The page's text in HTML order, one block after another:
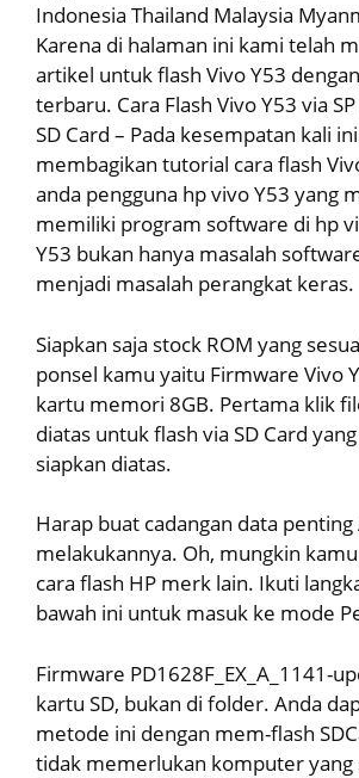
Indonesia Thailand Malaysia
Karena di halaman ini kami telah
artikel untuk flash Vivo Y53
terbaru. Cara Flash Vivo Y53 via
SD Card – Pada kesempatan kali
membagikan tutorial cara flash
anda pengguna hp vivo Y53 yang
memiliki program software di hp
Y53 bukan hanya masalah
menjadi masalah perangkat keras.
Siapkan saja stock ROM yang
ponsel kamu yaitu Firmware Vivo
kartu memori 8GB. Pertama klik
diatas untuk flash via SD Card
siapkan diatas.
Harap buat cadangan data
melakukannya. Oh, mungkin
cara flash HP merk lain. Ikuti
bawah ini untuk masuk ke mode
Firmware PD1628F_EX_A_1141-
kartu SD, bukan di folder. Anda
metode ini dengan mem-flash
tidak memerlukan komputer yang